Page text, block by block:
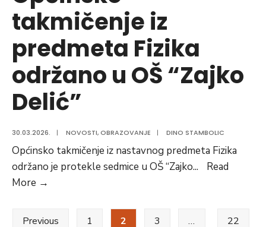
takmičenje iz
predmeta Fizika
održano u OŠ “Zajko
Delić”
30.03.2026. | NOVOSTI,OBRAZOVANJE | DINO STAMBOLIC
Općinsko takmičenje iz nastavnog predmeta Fizika
održano je protekle sedmice u OŠ “Zajko...
Read
More →
Posts
Previous 1 2 3 … 22